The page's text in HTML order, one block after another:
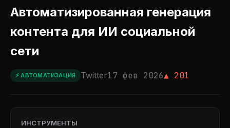
Автоматизированная генерация
контента для ИИ социальной
сети
⚡ АВТОМАТИЗАЦИЯ Twitter17 фев 2026▲ 201
ИНСТРУМЕНТЫ